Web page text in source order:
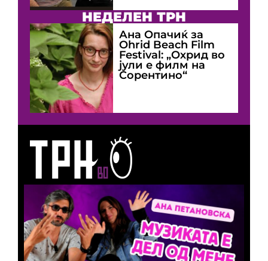
НЕДЕЛЕН ТРН
Ана Опачиќ за
Оhrid Beach Film
Festival: „Охрид во
јули е филм на
Сорентино“